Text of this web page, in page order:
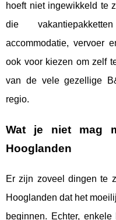
hoeft niet ingewikkeld te
die
accommodatie, vervoer
ook voor kiezen om zelf
van de vele gezellige
regio.
Wat je niet mag
Hooglanden
Er zijn zoveel dingen te
Hooglanden dat het
beginnen. Echter,